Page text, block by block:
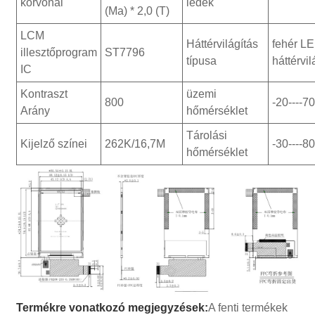
(Ma) * 2,0 (T)
LCM
illesztőprogram
IC
ST7796
Háttérvilágítás
típusa
fehér
Kontraszt
Arány
800
üzemi
hőmérséklet
-20----
Kijelző színei 262K/16,7M
Tárolási
hőmérséklet
-30----
Termékre vonatkozó megjegyzések:A fenti termékek